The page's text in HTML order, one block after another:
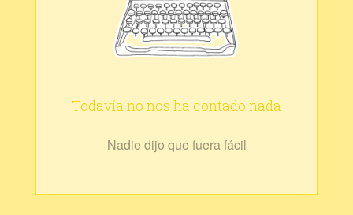
Todavía no nos ha contado nada
Nadie dijo que fuera fácil